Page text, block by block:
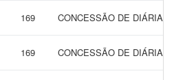
169 CONCESSÃO DE DIÁRIAS
169 CONCESSÃO DE DIÁRIAS